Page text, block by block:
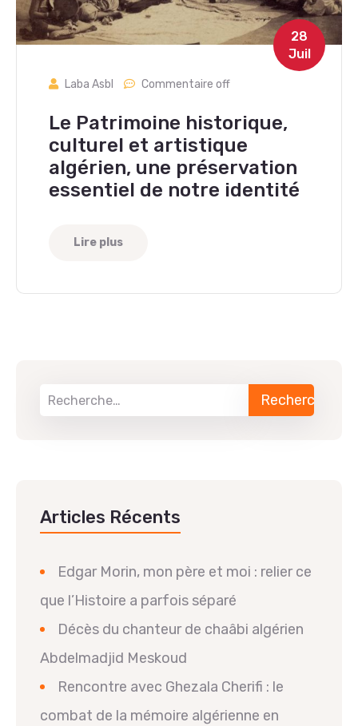
28
Juil
Laba Asbl Commentaire off
Le Patrimoine historique,
culturel et artistique
algérien, une préservation
essentiel de notre identité
Lire plus
Articles Récents
Edgar Morin, mon père et moi : relier ce
que l’Histoire a parfois séparé
Décès du chanteur de chaâbi algérien
Abdelmadjid Meskoud
Rencontre avec Ghezala Cherifi : le
combat de la mémoire algérienne en